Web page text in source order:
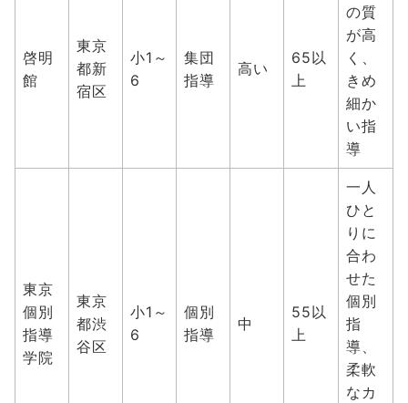
啓明
館
東京
都新
宿区
小1～
6
集団
指導
高い
65以
上
の質
が高
く、
きめ
細か
い指
導
東京
個別
指導
学院
東京
都渋
谷区
小1～
6
個別
指導
中
55以
上
一人
ひと
りに
合わ
せた
個別
指
導、
柔軟
なカ